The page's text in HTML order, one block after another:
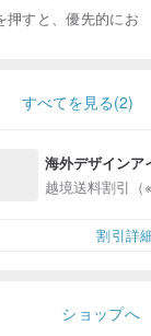
すと、優先的にお
すべてを見る(2)
海外デザインア
入
越境送料割引（
割引詳
ショップへ